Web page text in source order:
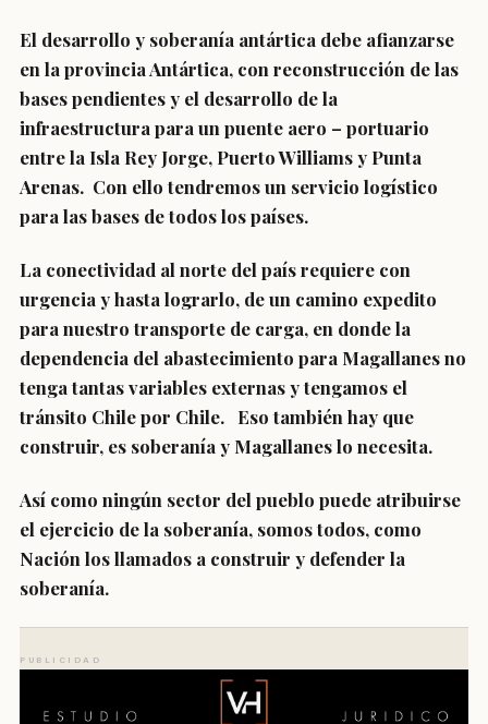
El desarrollo y soberanía antártica debe afianzarse
en la provincia Antártica, con reconstrucción de las
bases pendientes y el desarrollo de la
infraestructura para un puente aero – portuario
entre la Isla Rey Jorge, Puerto Williams y Punta
Arenas. Con ello tendremos un servicio logístico
para las bases de todos los países.
La conectividad al norte del país requiere con
urgencia y hasta lograrlo, de un camino expedito
para nuestro transporte de carga, en donde la
dependencia del abastecimiento para Magallanes no
tenga tantas variables externas y tengamos el
tránsito Chile por Chile. Eso también hay que
construir, es soberanía y Magallanes lo necesita.
Así como ningún sector del pueblo puede atribuirse
el ejercicio de la soberanía, somos todos, como
Nación los llamados a construir y defender la
soberanía.
PUBLICIDAD